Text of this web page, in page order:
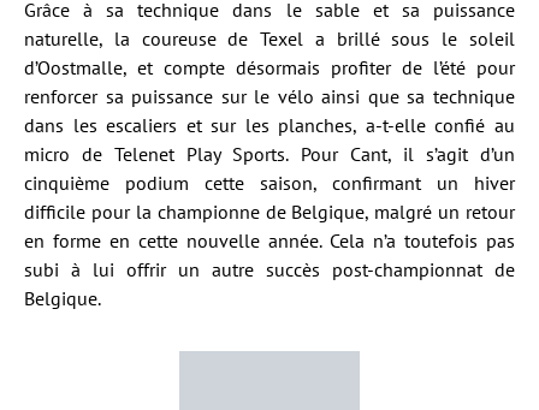
Grâce à sa technique dans le sable et sa puissance
naturelle, la coureuse de Texel a brillé sous le soleil
d’Oostmalle, et compte désormais profiter de l’été pour
renforcer sa puissance sur le vélo ainsi que sa technique
dans les escaliers et sur les planches, a-t-elle confié au
micro de Telenet Play Sports. Pour Cant, il s’agit d’un
cinquième podium cette saison, confirmant un hiver
difficile pour la championne de Belgique, malgré un retour
en forme en cette nouvelle année. Cela n’a toutefois pas
subi à lui offrir un autre succès post-championnat de
Belgique.